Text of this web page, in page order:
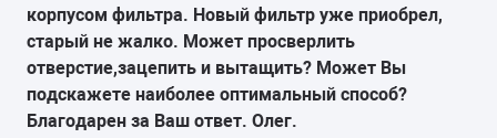
корпусом фильтра. Новый фильтр уже приобрел,
старый не жалко. Может просверлить
отверстие,зацепить и вытащить? Может Вы
подскажете наиболее оптимальный способ?
Благодарен за Ваш ответ. Олег.